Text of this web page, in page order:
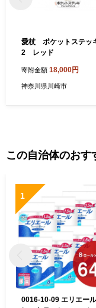
愛杖 ポケットステッ
2 レッド
寄附金額 18,000円
神奈川県川崎市
この自治体のおす
1
0016-10-09 エリエー